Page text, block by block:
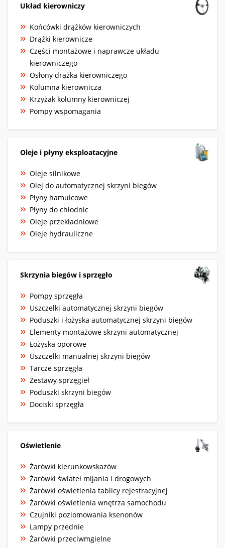
Układ kierowniczy
Końcówki drążków kierowniczych
Drążki kierownicze
Części montażowe i naprawcze układu
kierowniczego
Osłony drążka kierowniczego
Kolumna kierownicza
Krzyżak kolumny kierowniczej
Pompy wspomagania
Oleje i płyny eksploatacyjne
Oleje silnikowe
Olej do automatycznej skrzyni biegów
Płyny hamulcowe
Płyny do chłodnic
Oleje przekładniowe
Oleje hydrauliczne
Skrzynia biegów i sprzęgło
Pompy sprzęgła
Uszczelki automatycznej skrzyni biegów
Poduszki i łożyska automatycznej skrzyni biegów
Elementy montażowe skrzyni automatycznej
Łożyska oporowe
Uszczelki manualnej skrzyni biegów
Tarcze sprzęgła
Zestawy sprzęgieł
Poduszki skrzyni biegów
Dociski sprzęgła
Oświetlenie
Żarówki kierunkowskazów
Żarówki świateł mijania i drogowych
Żarówki oświetlenia tablicy rejestracyjnej
Żarówki oświetlenia wnętrza samochodu
Czujniki poziomowania ksenonów
Lampy przednie
Żarówki przeciwmgielne